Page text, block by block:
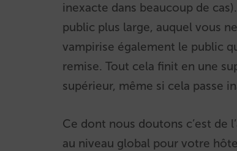
inexacte dans beaucoup de
public plus large, auquel vous
vampirise également le public
remise. Tout cela finit en une
supérieur, même si cela passe
Ce dont nous doutons c’est de
au niveau global pour votre